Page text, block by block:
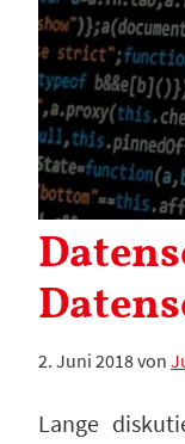
2. Juni 2018von
Lange